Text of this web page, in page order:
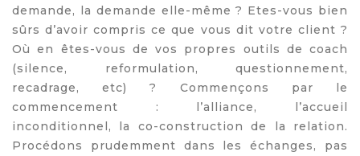
demande, la demande elle-même ? Etes-vous bien
sûrs d’avoir compris ce que vous dit votre client ?
Où en êtes-vous de vos propres outils de coach
(silence, reformulation, questionnement,
recadrage, etc) ? Commençons par le
commencement : l’alliance, l’accueil
inconditionnel, la co-construction de la relation.
Procédons prudemment dans les échanges, pas